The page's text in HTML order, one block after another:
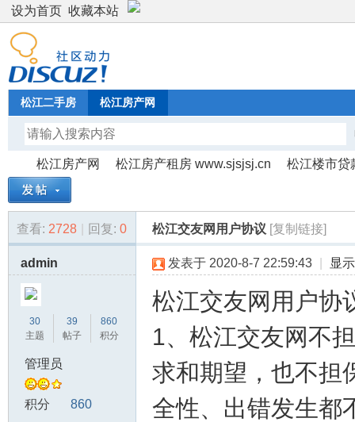
设为首页 收藏本站
松江二手房 松江房产网
松»
松江房产网
›
松江房产租房 www.sjsjsj.cn
›
松江楼市贷
查看: 2728 回复: 0 松江交友网用户协议 [复制链接]
admin
30
主题
39
帖子
860
积分
管理员
积分 860
发表于 2020-8-7 22:59:43 显
松江交友网用户协
1、松江交友网不
求和期望，也不担
全性、出错发生都